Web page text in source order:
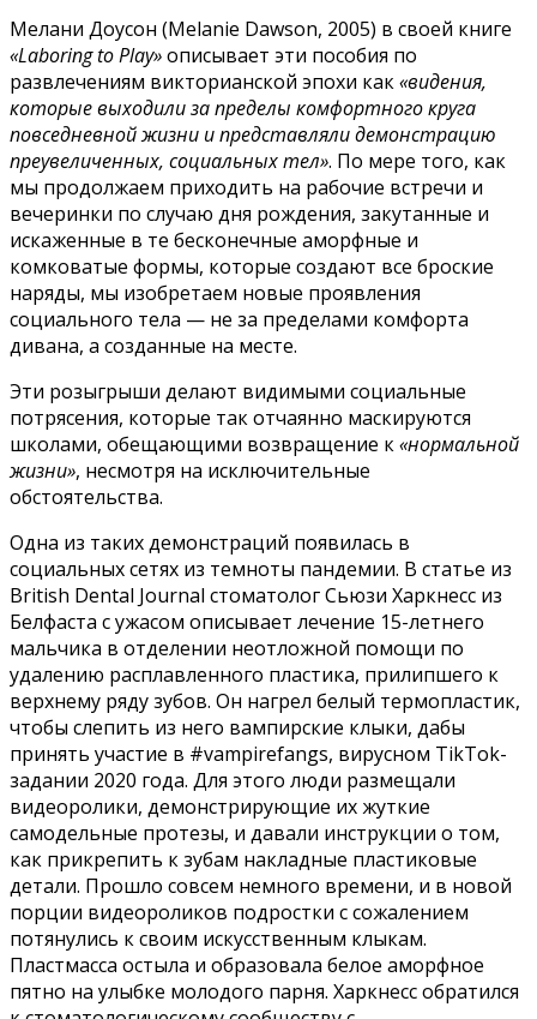
Мелани Доусон (Melanie Dawson, 2005) в своей книге
«Laboring to Play»описывает эти пособия по
развлечениям викторианской эпохи как«видения,
которые выходили за пределы комфортного круга
повседневной жизни и представляли демонстрацию
преувеличенных, социальных тел». По мере того, как
мы продолжаем приходить на рабочие встречи и
вечеринки по случаю дня рождения, закутанные и
искаженные в те бесконечные аморфные и
комковатые формы, которые создают все броские
наряды, мы изобретаем новые проявления
социального тела — не за пределами комфорта
дивана, а созданные на месте.
Эти розыгрыши делают видимыми социальные
потрясения, которые так отчаянно маскируются
школами, обещающими возвращение к«нормальной
жизни», несмотря на исключительные
обстоятельства.
Одна из таких демонстраций появилась в
социальных сетях из темноты пандемии. В статье из
British Dental Journal стоматолог Сьюзи Харкнесс из
Белфаста с ужасом описывает лечение 15-летнего
мальчика в отделении неотложной помощи по
удалению расплавленного пластика, прилипшего к
верхнему ряду зубов. Он нагрел белый термопластик,
чтобы слепить из него вампирские клыки, дабы
принять участие в #vampirefangs, вирусном TikTok-
задании 2020 года. Для этого люди размещали
видеоролики, демонстрирующие их жуткие
самодельные протезы, и давали инструкции о том,
как прикрепить к зубам накладные пластиковые
детали. Прошло совсем немного времени, и в новой
порции видеороликов подростки с сожалением
потянулись к своим искусственным клыкам.
Пластмасса остыла и образовала белое аморфное
пятно на улыбке молодого парня. Харкнесс обратился